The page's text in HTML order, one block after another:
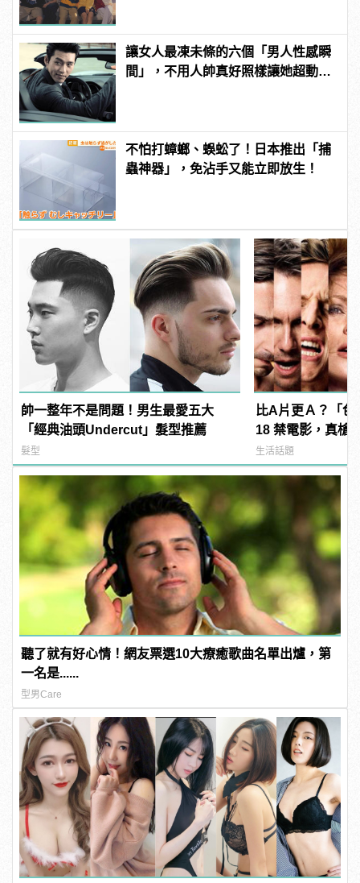
讓女人最凍未條的六個「男人性感瞬
間」，不用人帥真好照樣讓她超動
不怕打蟑螂、蜈蚣了！日本推出「捕
蟲神器」，免沾手又能立即放生！
帥一整年不是問題！男生最愛五大
「經典油頭Undercut」髮型推薦
髮型
比A片更Ａ？「色
18 禁電影，真槍
直接上！ |
生活話題
聽了就有好心情！網友票選10大療癒歌曲名單出爐，第
一名是......
型男Care